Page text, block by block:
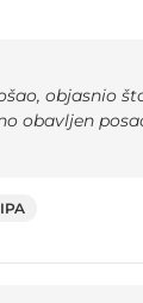
objasnio
obavljen